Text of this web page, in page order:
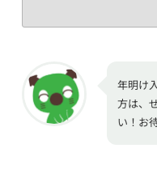
年明け
方は、
い！お